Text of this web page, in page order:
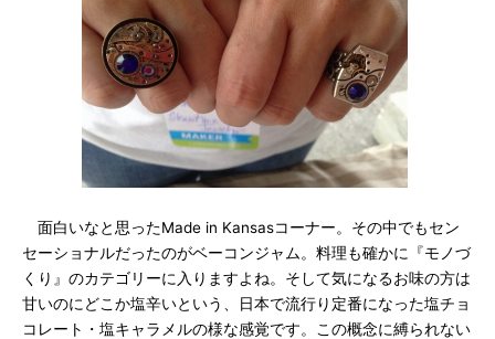
面白いなと思ったMade in Kansasコーナー。その中でもセン
セーショナルだったのがベーコンジャム。料理も確かに『モノづ
くり』のカテゴリーに入りますよね。そして気になるお味の方は
甘いのにどこか塩辛いという、日本で流行り定番になった塩チョ
コレート・塩キャラメルの様な感覚です。この概念に縛られない